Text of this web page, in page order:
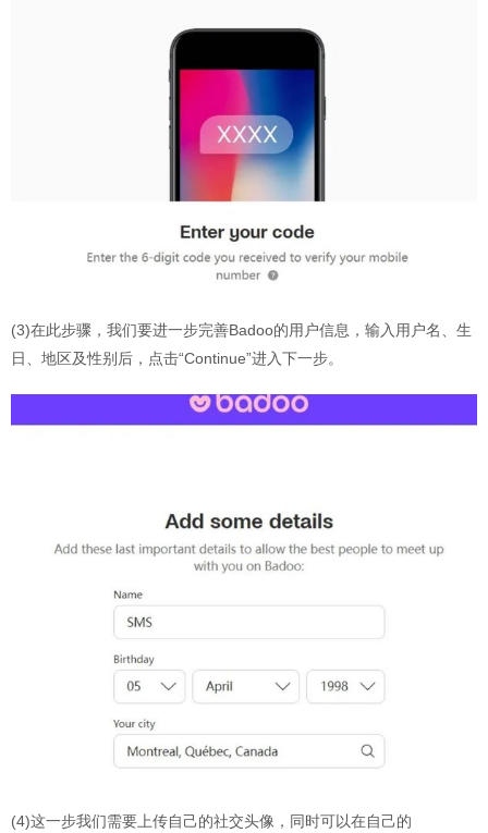
(3)在此步骤，我们要进一步完善Badoo的用户信息，输入用户名、生
日、地区及性别后，点击“Continue”进入下一步。
(4)这一步我们需要上传自己的社交头像，同时可以在自己的